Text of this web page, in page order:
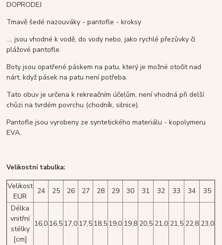
DOPRODEJ
Tmavě šedé nazouváky - pantofle - kroksy
.... jsou vhodné k vodě, do vody nebo, jako rychlé přezůvky či
plážové pantofle.
Boty jsou opatřené páskem na patu, který je možné otočit nad
nárt, když pásek na patu není potřeba.
Tato obuv je určena k rekreačním účelům, není vhodná při delší
chůzi na tvrdém povrchu (chodník, silnice).
Pantofle jsou vyrobeny ze syntetického materiálu - kopolymeru
EVA.
Velikostní tabulka:
Velikost
EUR
24 25 26 27 28 29 30 31 32 33 34
35
Délka
vnitřní
stélky
[cm]
16,0 16,5 17,0 17,5 18,5 19,0 19,8 20,5 21,0 21,5 22,8 23,0